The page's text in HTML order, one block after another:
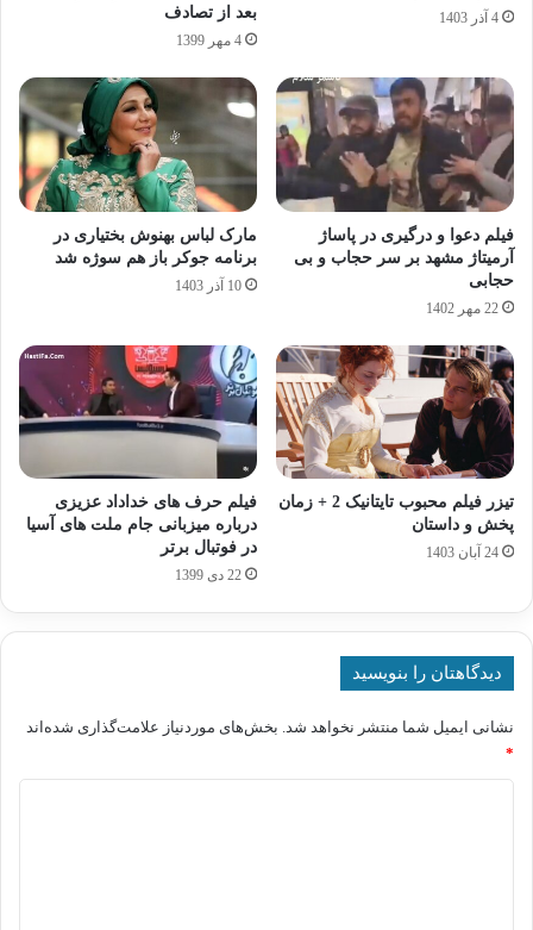
4 آذر 1403
بعد از تصادف
4 مهر 1399
فیلم دعوا و درگیری در پاساژ
آرمیتاژ مشهد بر سر حجاب و بی
حجابی
22 مهر 1402
مارک لباس بهنوش بختیاری در
برنامه جوکر باز هم سوژه شد
10 آذر 1403
تیزر فیلم محبوب تایتانیک 2 + زمان
پخش و داستان
24 آبان 1403
فیلم حرف های خداداد عزیزی
درباره میزبانی جام ملت های آسیا
در فوتبال برتر
22 دی 1399
دیدگاهتان را بنویسید
نشانی ایمیل شما منتشر نخواهد شد. بخش‌های موردنیاز علامت‌گذاری شده‌اند
*